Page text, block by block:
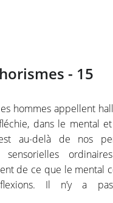
- 15
hommes appellent
dans le mental
au-delà de nos
sensorielles
de ce que le mental
Il n’y a pas